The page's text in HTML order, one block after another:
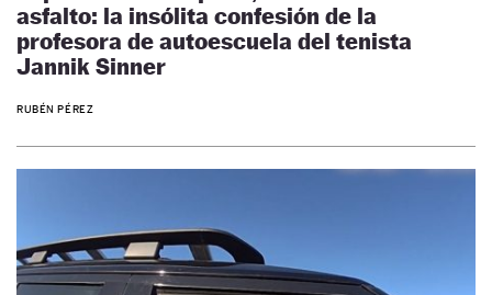
asfalto: la insólita confesión de la
profesora de autoescuela del tenista
Jannik Sinner
RUBÉN PÉREZ